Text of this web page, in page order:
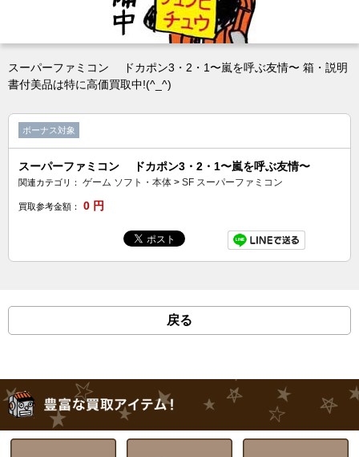
スーパーファミコン ドカポン3・2・1〜嵐を呼ぶ友情〜 箱・説明
書付美品は特に高価買取中!(^_^)
ボーナス対象
スーパーファミコン ドカポン3・2・1〜嵐を呼ぶ友情〜
関連カテゴリ： ゲーム ソフト・本体 > SF スーパーファミコン
買取参考金額： 0 円
戻る